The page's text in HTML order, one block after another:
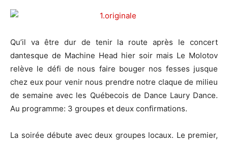
Qu’il va être dur de tenir la route après le concert
dantesque de Machine Head hier soir mais Le Molotov
relève le défi de nous faire bouger nos fesses jusque
chez eux pour venir nous prendre notre claque de milieu
de semaine avec les Québecois de Dance Laury Dance.
Au programme: 3 groupes et deux confirmations.
La soirée débute avec deux groupes locaux. Le premier,